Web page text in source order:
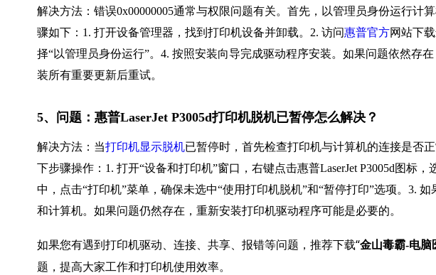
解决方法：错误0x00000005通常与权限问题有关。首先，以管理员身份运行计
骤如下：1. 打开设备管理器，找到打印机设备并卸载。2. 访问惠普官方网站下
择“以管理员身份运行”。4. 按照安装向导完成驱动程序安装。如果问题依然存
装所有重要更新后重试。
5、问题：惠普LaserJet P3005d打印机脱机已暂停怎么解决？
解决方法：当打印机显示脱机已暂停时，首先检查打印机与计算机的连接是否
下步骤操作：1. 打开“设备和打印机”窗口，右键点击惠普LaserJet P3005d图标
中，点击“打印机”菜单，确保未选中“使用打印机脱机”和“暂停打印”选项。3.
和计算机。如果问题仍然存在，重新安装打印机驱动程序可能是必要的。
如果您有遇到打印机驱动、连接、共享、报错等问题，推荐下载“金山毒霸-电脑
题，提高大家工作和打印机使用效率。